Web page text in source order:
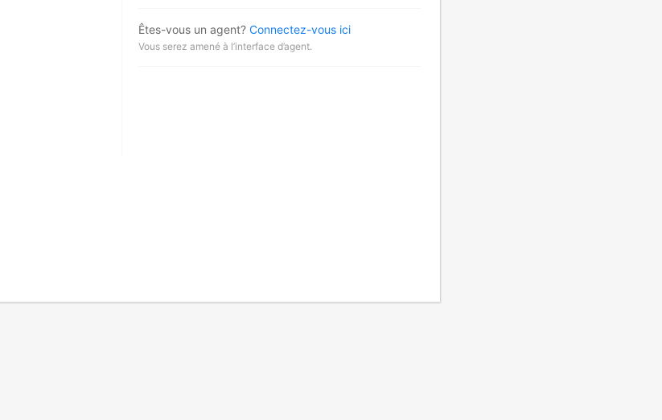
Êtes-vous un agent? Connectez-vous ici
Vous serez amené à l’interface d’agent.